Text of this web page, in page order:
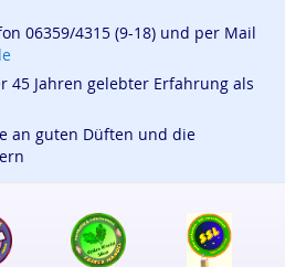
06359/4315 (9-18) und per Mail
45 Jahren gelebter Erfahrung als
an guten Düften und die